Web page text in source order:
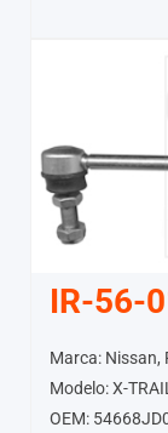
IR-56-
Marca: Nissan,
Modelo: X-
OEM: